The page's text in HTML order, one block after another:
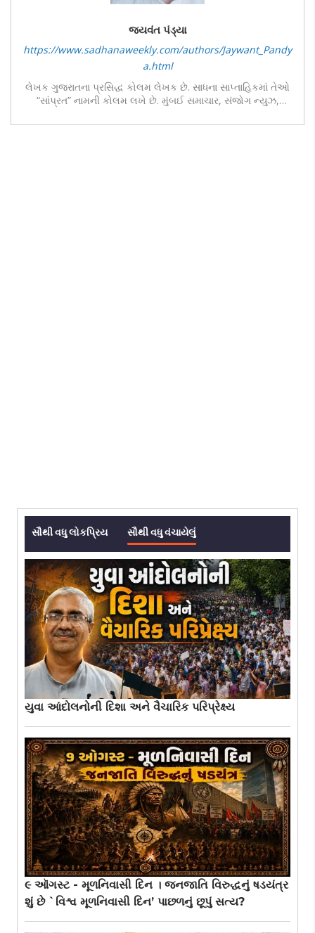
જયવંત પંડ્યા
https://www.sadhanaweekly.com/authors/Jaywant_Pandy
a.html
લેખક ગુજરાતના પ્રસિદ્ધ કોલમ લેખક છે. સાધના સાપ્તાહિકમાં તેઓ
“સાંપ્રત” નામની કોલમ લખે છે. મુંબઈ સમાચાર, સંજોગ ન્યુઝ,
અનેક નામી અખબાર, સામયિકમાં તેવો નિયમિત પણે પોતાના વિચારો
સૌથી વધુ લોકપ્રિય સૌથી વધુ વંચાયેલું
યુવા આંદોલનોની દિશા અને વૈચારિક પરિપ્રેક્ષ્ય
૯ ઑગસ્ટ - મૂળનિવાસી દિન । જનજાતિ વિરુદ્ધનું ષડયંત્ર
શું છે `વિશ્વ મૂળનિવાસી દિન’ પાછળનું છૂપું સત્ય?